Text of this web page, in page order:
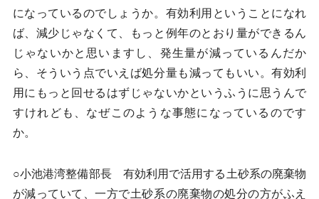
になっているのでしょうか。有効利用ということになれ
ば、減少じゃなくて、もっと例年のとおり量ができるん
じゃないかと思いますし、発生量が減っているんだか
ら、そういう点でいえば処分量も減ってもいい。有効利
用にもっと回せるはずじゃないかというふうに思うんで
すけれども、なぜこのような事態になっているのです
か。
○小池港湾整備部長 有効利用で活用する土砂系の廃棄物
が減っていて、一方で土砂系の廃棄物の処分の方がふえ